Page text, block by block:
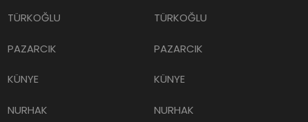
TÜRKOĞLU
PAZARCIK
KÜNYE
NURHAK
TÜRKOĞLU
PAZARCIK
KÜNYE
NURHAK